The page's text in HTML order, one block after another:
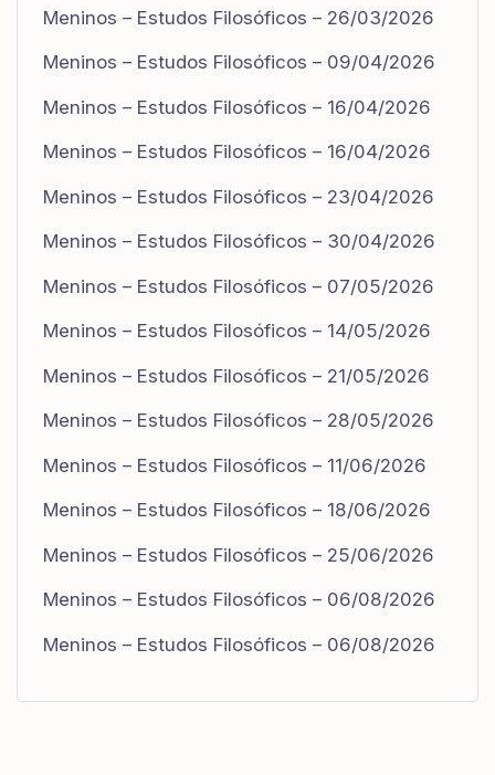
Meninos – Estudos Filosóficos – 26/03/2026
Meninos – Estudos Filosóficos – 09/04/2026
Meninos – Estudos Filosóficos – 16/04/2026
Meninos – Estudos Filosóficos – 16/04/2026
Meninos – Estudos Filosóficos – 23/04/2026
Meninos – Estudos Filosóficos – 30/04/2026
Meninos – Estudos Filosóficos – 07/05/2026
Meninos – Estudos Filosóficos – 14/05/2026
Meninos – Estudos Filosóficos – 21/05/2026
Meninos – Estudos Filosóficos – 28/05/2026
Meninos – Estudos Filosóficos – 11/06/2026
Meninos – Estudos Filosóficos – 18/06/2026
Meninos – Estudos Filosóficos – 25/06/2026
Meninos – Estudos Filosóficos – 06/08/2026
Meninos – Estudos Filosóficos – 06/08/2026